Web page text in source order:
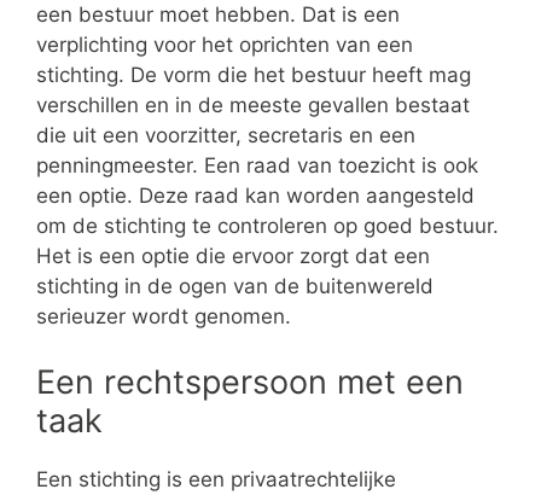
een bestuur moet hebben. Dat is een
verplichting voor het oprichten van een
stichting. De vorm die het bestuur heeft mag
verschillen en in de meeste gevallen bestaat
die uit een voorzitter, secretaris en een
penningmeester. Een raad van toezicht is ook
een optie. Deze raad kan worden aangesteld
om de stichting te controleren op goed bestuur.
Het is een optie die ervoor zorgt dat een
stichting in de ogen van de buitenwereld
serieuzer wordt genomen.
Een rechtspersoon met een
taak
Een stichting is een privaatrechtelijke